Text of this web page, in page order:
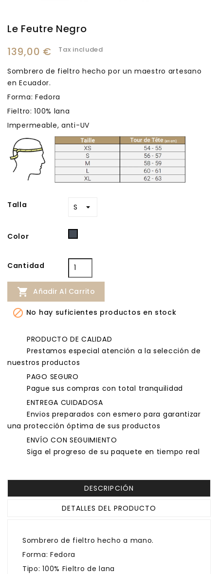
Le Feutre Negro
139,00 €
Tax included
Sombrero de fieltro hecho por un maestro artesano
en Ecuador.
Forma: Fedora
Fieltro: 100% lana
Impermeable, anti-UV
Talla
Color
Cantidad
 Añadir Al Carrito
 No hay suficientes productos en stock
PRODUCTO DE CALIDAD
Prestamos especial atención a la selección de
nuestros productos
PAGO SEGURO
Pague sus compras con total tranquilidad
ENTREGA CUIDADOSA
Envios preparados con esmero para garantizar
una protección óptima de sus productos
ENVÍO CON SEGUIMIENTO
Siga el progreso de su paquete en tiempo real
DESCRIPCIÓN
DETALLES DEL PRODUCTO
Sombrero de fieltro hecho a mano.
Forma: Fedora
Tipo: 100% Fieltro de lana